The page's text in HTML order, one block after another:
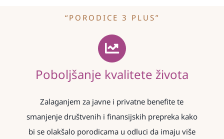
“PORODICE 3 PLUS”
Poboljšanje kvalitete života
Zalaganjem za javne i privatne benefite te
smanjenje društvenih i finansijskih prepreka kako
bi se olakšalo porodicama u odluci da imaju više